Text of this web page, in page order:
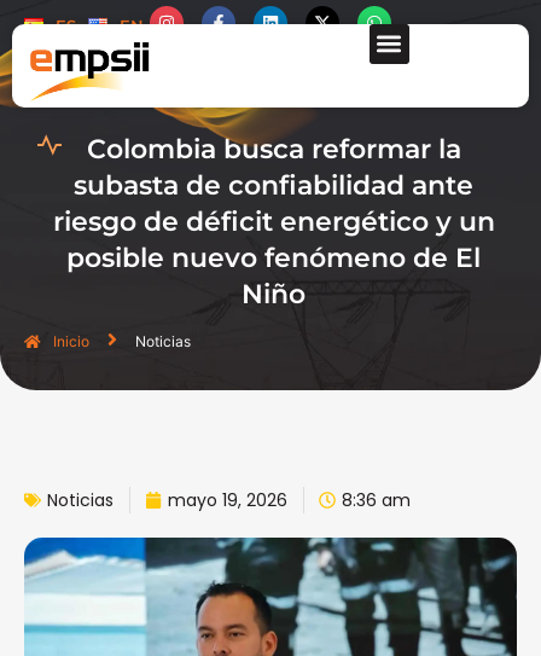
ES EN
Colombia busca reformar la
subasta de confiabilidad ante
riesgo de déficit energético y un
posible nuevo fenómeno de El
Niño
Inicio Noticias
Noticias mayo 19, 2026 8:36 am